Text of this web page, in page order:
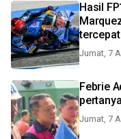
Hasil
tercepat
Jumat, 7
Febrie
Jumat, 7